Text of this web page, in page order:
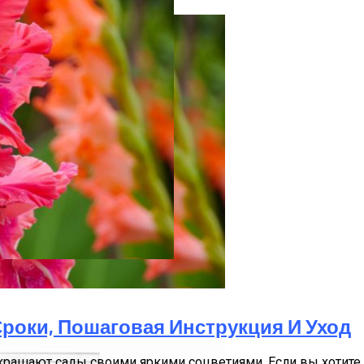
Пошаговая Инструкция И Уход